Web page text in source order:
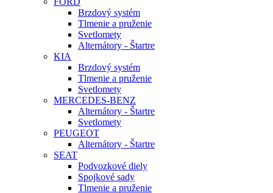
Brzdový systém
Tlmenie a pruženie
Svetlomety
Alternátory - Štartre
KIA
Brzdový systém
Tlmenie a pruženie
Svetlomety
MERCEDES-BENZ
Alternátory - Štartre
Svetlomety
PEUGEOT
Alternátory - Štartre
SEAT
Podvozkové diely
Spojkové sady
Tlmenie a pruženie